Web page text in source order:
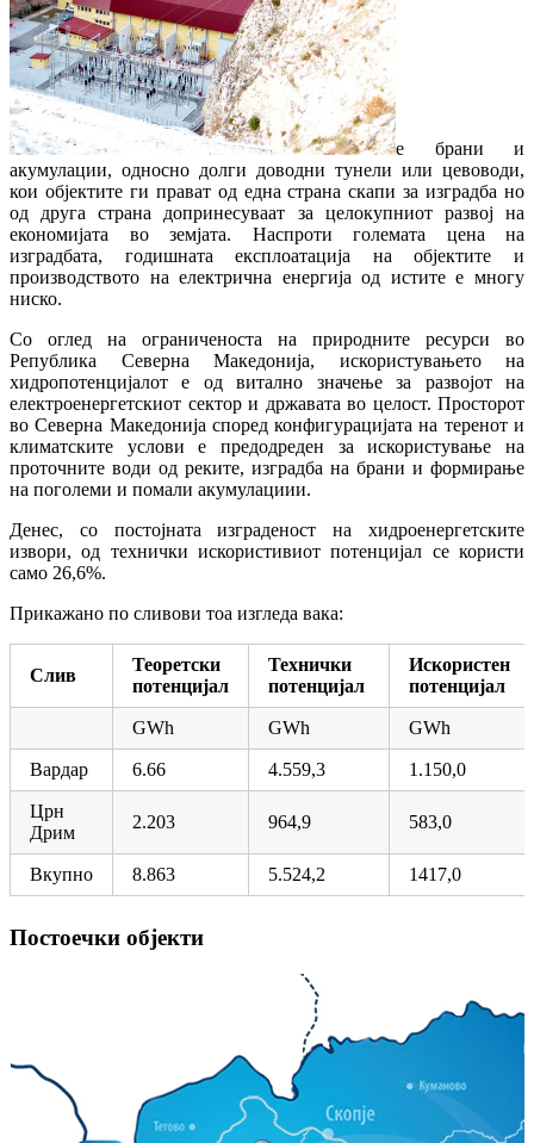
е брани и
акумулации, односно долги доводни тунели или цевоводи,
кои објектите ги прават од една страна скапи за изградба но
од друга страна допринесуваат за целокупниот развој на
еконoмијата во земјата. Наспроти големата цена на
изградбата, годишната експлоатација на објектите и
производството на електрична енергија од истите е многу
ниско.
Со оглед на ограниченоста на природните ресурси во
Република Северна Македонија, искористувањето на
хидропотенцијалот е од витално значење за развојот на
електроенергетскиот сектор и државата во целост. Просторот
во Северна Македонија според конфигурацијата на теренот и
климатските услови е предодреден за искористување на
проточните води од реките, изградба на брани и формирање
на поголеми и помали акумулациии.
Денес, со постојната изграденост на хидроенергетските
извори, од технички искористивиот потенцијал се користи
само 26,6%.
Прикажано по сливови тоа изгледа вака:
Слив
Теоретски
потенцијал
Технички
потенцијал
Искористен
потенцијал
GWh GWh GWh
Вардар 6.66 4.559,3 1.150,0
Црн
Дрим
2.203 964,9 583,0
Вкупно 8.863 5.524,2 1417,0
Постоечки објекти